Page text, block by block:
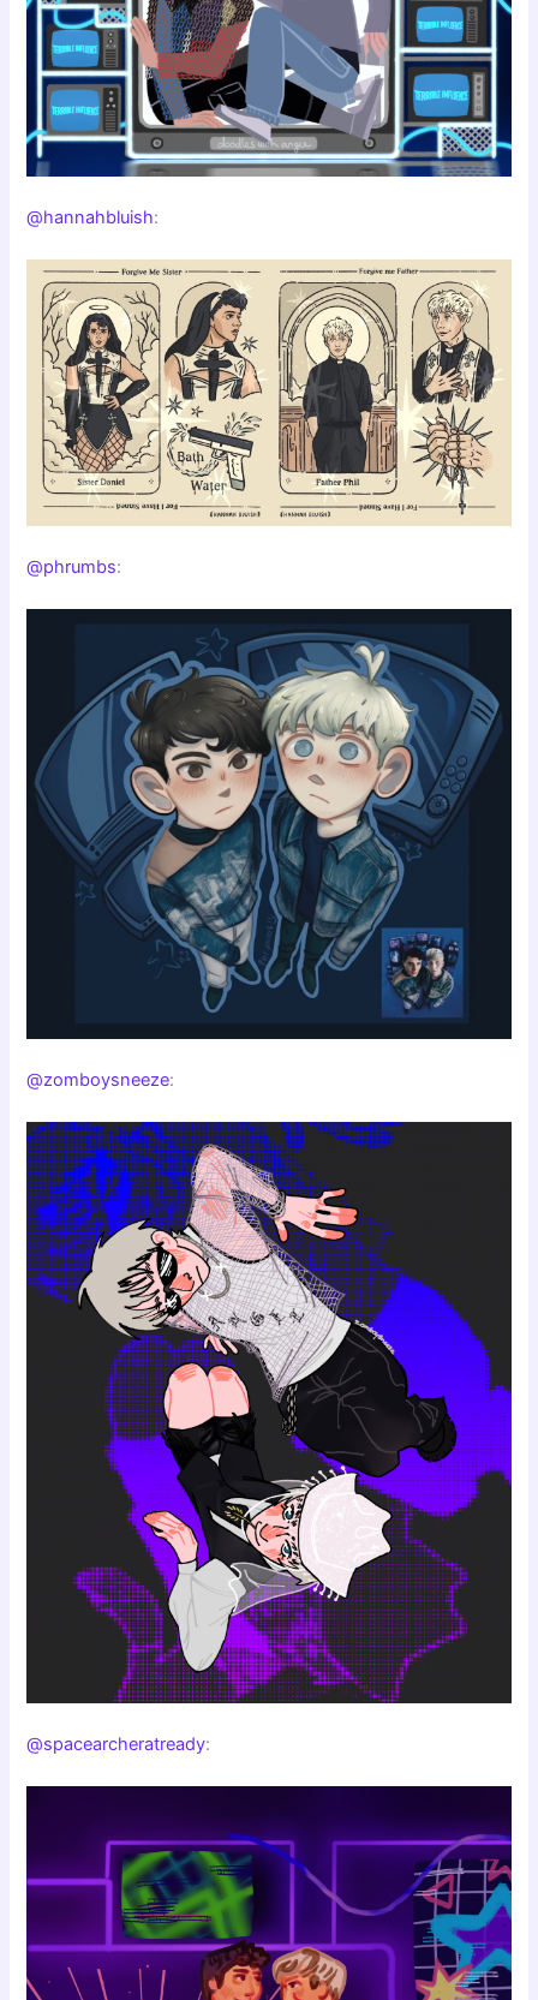
@hannahbluish:
@phrumbs:
@zomboysneeze:
@spacearcheratready: